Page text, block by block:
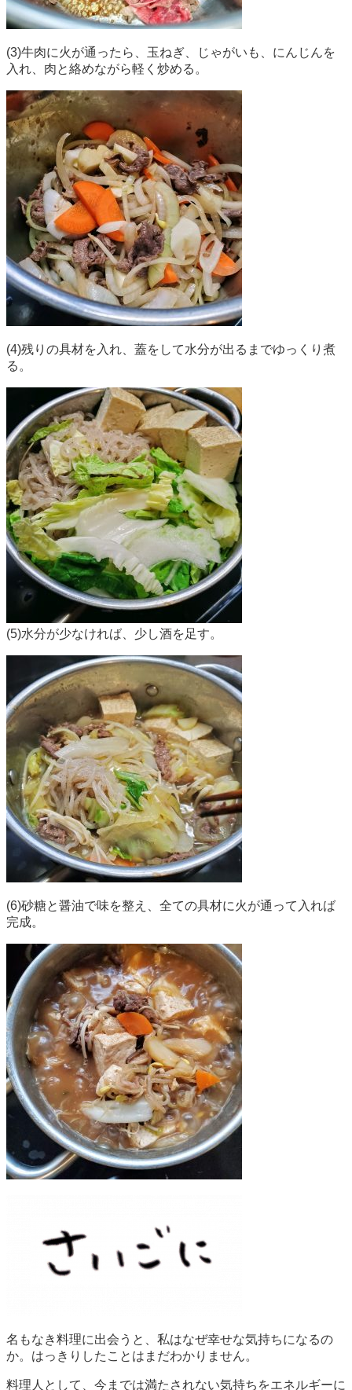
(3)牛肉に火が通ったら、玉ねぎ、じゃがいも、にんじんを
入れ、肉と絡めながら軽く炒める。
(4)残りの具材を入れ、蓋をして水分が出るまでゆっくり煮
る。
(5)水分が少なければ、少し酒を足す。
(6)砂糖と醤油で味を整え、全ての具材に火が通って入れば
完成。
名もなき料理に出会うと、私はなぜ幸せな気持ちになるの
か。はっきりしたことはまだわかりません。
料理人として、今までは満たされない気持ちをエネルギーに